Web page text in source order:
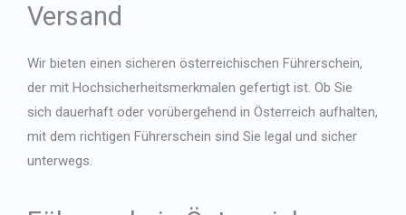
Versand
Wir bieten einen sicheren österreichischen Führerschein,
der mit Hochsicherheitsmerkmalen gefertigt ist. Ob Sie
sich dauerhaft oder vorübergehend in Österreich aufhalten,
mit dem richtigen Führerschein sind Sie legal und sicher
unterwegs.